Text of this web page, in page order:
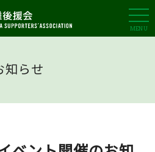
MENU
知らせ